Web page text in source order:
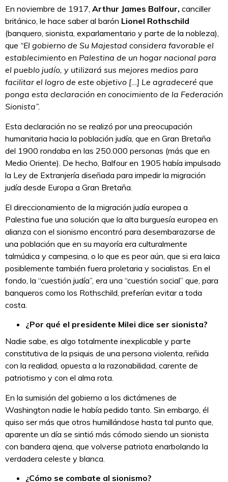
En noviembre de 1917, Arthur James Balfour, canciller
británico, le hace saber al barón Lionel Rothschild
(banquero, sionista, exparlamentario y parte de la nobleza),
que “El gobierno de Su Majestad considera favorable el
establecimiento en Palestina de un hogar nacional para
el pueblo judío, y utilizará sus mejores medios para
facilitar el logro de este objetivo […] Le agradeceré que
ponga esta declaración en conocimiento de la Federación
Sionista”.
Esta declaración no se realizó por una preocupación
humanitaria hacia la población judía, que en Gran Bretaña
del 1900 rondaba en las 250.000 personas (más que en
Medio Oriente). De hecho, Balfour en 1905 había impulsado
la Ley de Extranjería diseñada para impedir la migración
judía desde Europa a Gran Bretaña.
El direccionamiento de la migración judía europea a
Palestina fue una solución que la alta burguesía europea en
alianza con el sionismo encontró para desembarazarse de
una población que en su mayoría era culturalmente
talmúdica y campesina, o lo que es peor aún, que si era laica
posiblemente también fuera proletaria y socialistas. En el
fondo, la “cuestión judía”, era una “cuestión social” que, para
banqueros como los Rothschild, preferían evitar a toda
costa.
¿Por qué el presidente Milei dice ser sionista?
Nadie sabe, es algo totalmente inexplicable y parte
constitutiva de la psiquis de una persona violenta, reñida
con la realidad, opuesta a la razonabilidad, carente de
patriotismo y con el alma rota.
En la sumisión del gobierno a los dictámenes de
Washington nadie le había pedido tanto. Sin embargo, él
quiso ser más que otros humillándose hasta tal punto que,
aparente un día se sintió más cómodo siendo un sionista
con bandera ajena, que volverse patriota enarbolando la
verdadera celeste y blanca.
¿Cómo se combate al sionismo?